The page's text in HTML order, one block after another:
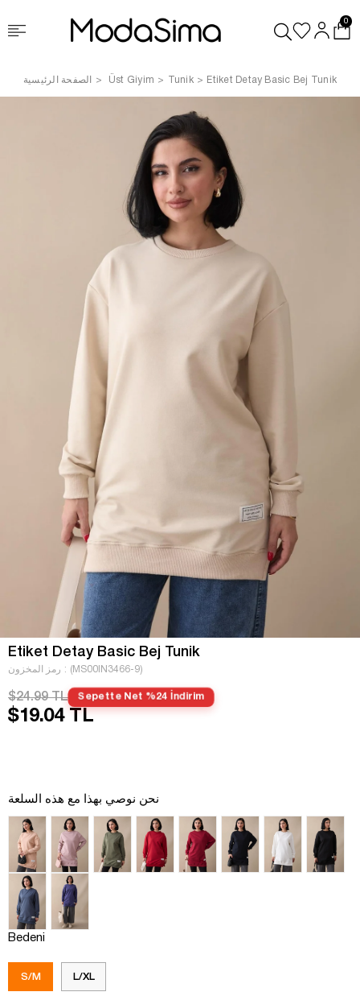
0
الصفحة الرئيسية Üst Giyim Tunik Etiket Detay Basic Bej Tunik
Etiket Detay Basic Bej Tunik
رمز المخزون (MS00IN3466-9)
$24.99 TL Sepette Net %24 İndirim
$19.04 TL
نحن نوصي بهذا مع هذه السلعة
Bedeni
S/M L/XL